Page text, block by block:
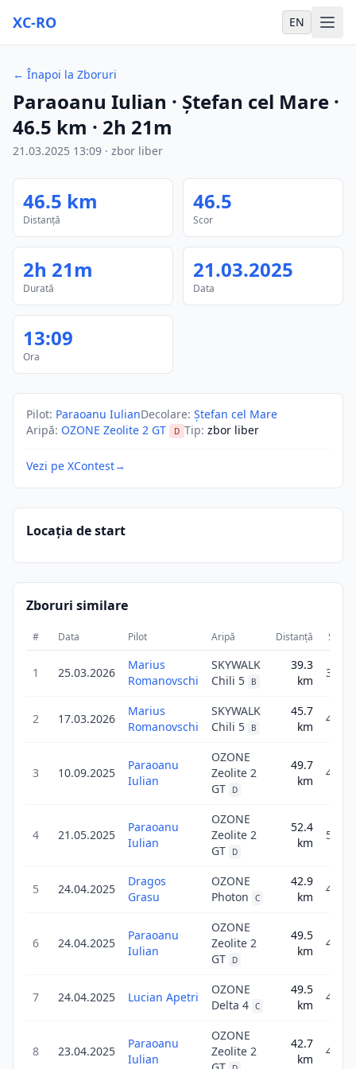
XC-RO EN
← Înapoi la Zboruri
Paraoanu Iulian · Ștefan cel Mare ·
46.5 km · 2h 21m
21.03.2025 13:09 · zbor liber
46.5 km
Distanță
46.5
Scor
2h 21m
Durată
21.03.2025
Data
13:09
Ora
Pilot: Paraoanu IulianDecolare: Ștefan cel Mare
Aripă: OZONE Zeolite 2 GT D Tip: zbor liber
Vezi pe XContest→
Locația de start
Zboruri similare
# Data Pilot Aripă Distanță Scor
1 25.03.2026
Marius
Romanovschi
SKYWALK
Chili 5
B
39.3
km
39.3
2 17.03.2026
Marius
Romanovschi
SKYWALK
Chili 5
B
45.7
km
45.7
3 10.09.2025
Paraoanu
Iulian
OZONE
Zeolite 2
GT
D
49.7
km
49.7
4 21.05.2025
Paraoanu
Iulian
OZONE
Zeolite 2
GT
D
52.4
km
52.4
5 24.04.2025
Dragos
Grasu
OZONE
Photon
C
42.9
km
42.9
6 24.04.2025
Paraoanu
Iulian
OZONE
Zeolite 2
GT
D
49.5
km
49.5
7 24.04.2025 Lucian Apetri
OZONE
Delta 4 C
49.5
km
49.5
8 23.04.2025
Paraoanu
Iulian
OZONE
Zeolite 2
42.7
km
42.7